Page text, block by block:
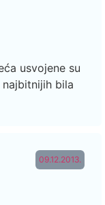
usvojene su
bila
09.12.2013.